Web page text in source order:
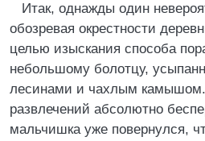
Итак, однажды один
обозревая окрестности
целью изыскания способа
небольшому болотцу,
лесинами и чахлым
развлечений абсолютно
мальчишка уже повернулся,